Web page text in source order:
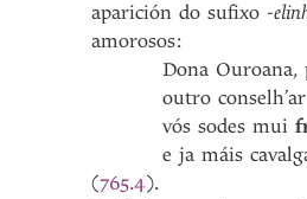
aparición do sufixo -
amorosos:
Dona Ouroana,
outro conselh’ar
​​​​​​​ vós sodes mui
e ja máis cavalgar
(765.4).